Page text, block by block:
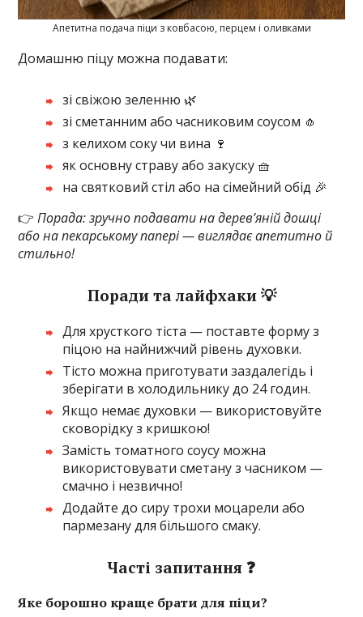
Апетитна подача піци з ковбасою, перцем і оливками
Домашню піцу можна подавати:
зі свіжою зеленню 🌿
зі сметанним або часниковим соусом 🧄
з келихом соку чи вина 🍷
як основну страву або закуску 🧺
на святковий стіл або на сімейний обід 🎉
👉Порада: зручно подавати на дерев’яній дошці
або на пекарському папері — виглядає апетитно й
стильно!
Поради та лайфхаки 💡
Для хрусткого тіста — поставте форму з
піцою на найнижчий рівень духовки.
Тісто можна приготувати заздалегідь і
зберігати в холодильнику до 24 годин.
Якщо немає духовки — використовуйте
сковорідку з кришкою!
Замість томатного соусу можна
використовувати сметану з часником —
смачно і незвично!
Додайте до сиру трохи моцарели або
пармезану для більшого смаку.
Часті запитання ❓
Яке борошно краще брати для піци?